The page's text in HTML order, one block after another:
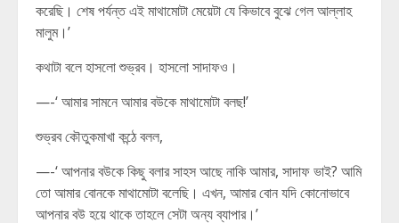
করেছি। শেষ পর্যন্ত এই মাথামোটা মেয়েটা যে কিভাবে বুঝে গেল আল্লাহ
মালুম।’
কথাটা বলে হাসলো শুভ্রব। হাসলো সাদাফও।
—-‘ আমার সামনে আমার বউকে মাথামোটা বলছ!’
শুভ্রব কৌতুকমাখা কন্ঠে বলল,
—-‘ আপনার বউকে কিছু বলার সাহস আছে নাকি আমার, সাদাফ ভাই? আমি
তো আমার বোনকে মাথামোটা বলেছি। এখন, আমার বোন যদি কোনোভাবে
আপনার বউ হয়ে থাকে তাহলে সেটা অন্য ব্যাপার।’